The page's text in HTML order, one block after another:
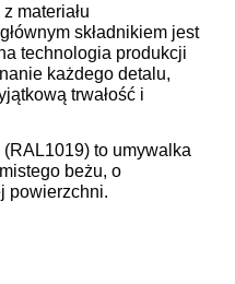
materiału
składnikiem jest
technologia produkcji
każdego detalu,
trwałość i
to umywalka
beżu, o
powierzchni.